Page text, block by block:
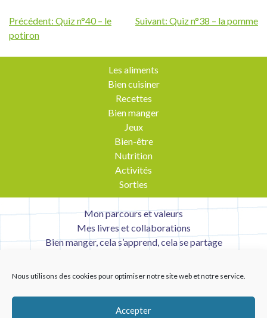
Nous utilisons des cookies pour optimiser notre site web et notre service.
Accepter
Navigation
de
l’article
Précédent: Quiz n°40 – le
potiron
Suivant: Quiz n°38 – la pomme
Les aliments
Bien cuisiner
Recettes
Bien manger
Jeux
Bien-être
Nutrition
Activités
Sorties
Mon parcours et valeurs
Mes livres et collaborations
Bien manger, cela s’apprend, cela se partage
Mentions légales